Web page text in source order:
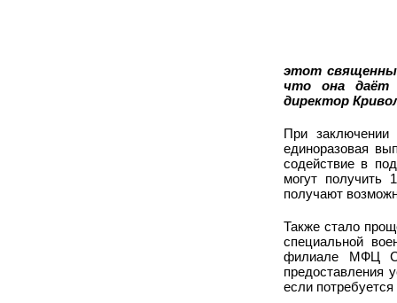
этот
что она даёт
директор
При заключении
единоразовая
содействие в
могут получить
получают
Также стало
специальной
филиале МФЦ
предоставления
если